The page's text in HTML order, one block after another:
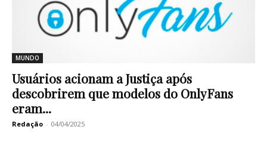
MUNDO
Usuários acionam a Justiça após
descobrirem que modelos do OnlyFans
eram...
Redação - 04/04/2025